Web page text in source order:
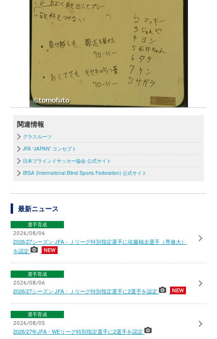
関連情報
グラスルーツ
JFA “JAPAN” コンセプト
日本ブラインドサッカー協会 公式サイト
IBSA (International Blind Sports Federation) 公式サイト
最新ニュース
選手育成
2026/08/06
2026/27シーズン JFA・Ｊリーグ特別指定選手に佐藤柚太選手（専修大）
を認定
選手育成
2026/08/06
2026/27シーズン JFA・Ｊリーグ特別指定選手に2選手を認定
選手育成
2026/08/05
2026/27年JFA・WEリーグ特別指定選手に2選手を認定